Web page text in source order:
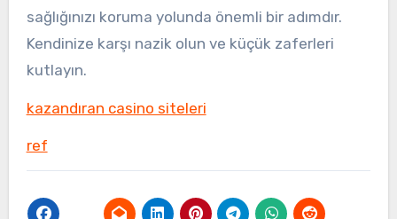
sağlığınızı koruma yolunda önemli bir adımdır.
Kendinize karşı nazik olun ve küçük zaferleri
kutlayın.
kazandıran casino siteleri
ref